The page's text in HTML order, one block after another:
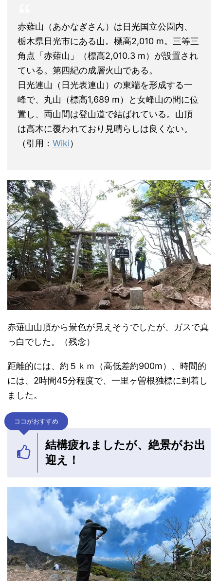
赤薙山（あかなぎさん）は日光国立公園内、
栃木県日光市にある山。標高2,010 m。三等三
角点「赤薙山」（標高2,010.3 m）が設置され
ている。第四紀の成層火山である。
日光連山（日光表連山）の東端を形成する一
峰で、丸山（標高1,689 m）と女峰山の間に位
置し、両山間は登山道で結ばれている。山頂
は高木に覆われており見晴らしは良くない。
（引用： Wiki）
赤薙山山頂から景色が見えそうでしたが、ガスで真
っ白でした。（残念）
距離的には、約５ｋｍ（高低差約900m）、時間的
には、2時間45分程度で、一里ヶ曽根独標に到着し
ました。
ココがおすすめ
結構疲れましたが、絶景がお出
迎え！